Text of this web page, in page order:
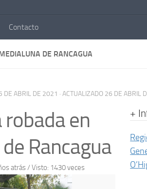
Contacto
DE RANCAGUA
DE ABRIL DE 2021 · ACTUALIZADO 26 DE ABRIL
robada en
Rancagua
atrás/ Visto: 1430 veces
+